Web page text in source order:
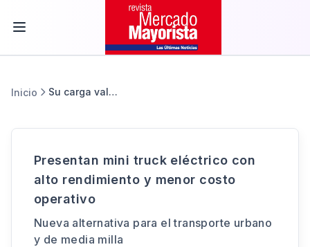
Inicio Su carga valiosa
Presentan mini truck eléctrico con
alto rendimiento y menor costo
operativo
Nueva alternativa para el transporte urbano
y de media milla